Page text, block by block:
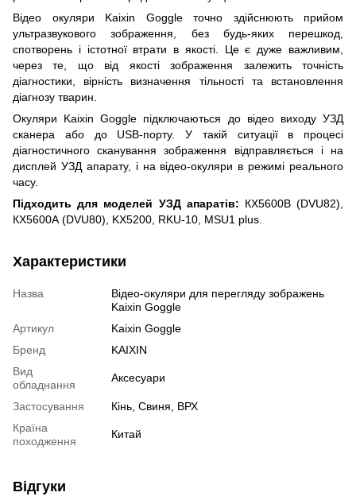
Відео окуляри Kaixin Goggle точно здійснюють прийом
ультразвукового зображення, без будь-яких перешкод,
спотворень і істотної втрати в якості. Це є дуже важливим,
через те, що від якості зображення залежить точність
діагностики, вірність визначення тільності та встановлення
діагнозу тварин.
Окуляри Kaixin Goggle підключаються до відео виходу УЗД
сканера або до USB-порту. У такій ситуації в процесі
діагностичного сканування зображення відправляється і на
дисплей УЗД апарату, і на відео-окуляри в режимі реального
часу.
Підходить для моделей УЗД апаратів: КХ5600В (DVU82),
КХ5600А (DVU80), KX5200, RKU-10, MSU1 plus.
Характеристики
Назва
Відео-окуляри для перегляду зображень
Kaixin Goggle
Артикул
Kaixin Goggle
Бренд
KAIXIN
Вид
обладнання
Аксесуари
Застосування
Кінь, Свиня, ВРХ
Країна
походження
Китай
Відгуки